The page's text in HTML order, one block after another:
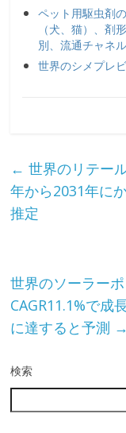
ペット用駆虫剤
（犬、猫）、剤
別、流通チャネ
世界のシメプレ
← 世界のリテー
年から2031年に
推定
世界のソーラー
CAGR11.1%で成
に達すると予測 →
検索